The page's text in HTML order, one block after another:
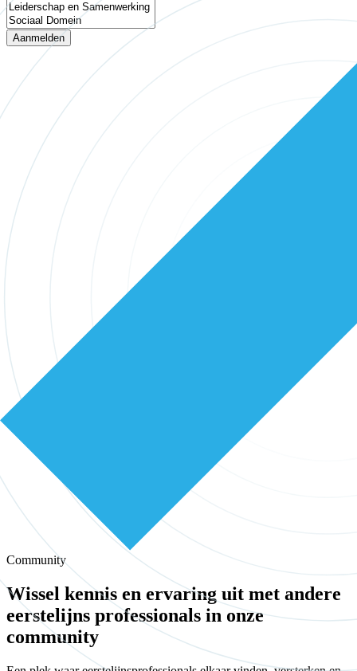
Aanmelden
Community
Wissel kennis en ervaring uit met andere
eerstelijns professionals in onze
community